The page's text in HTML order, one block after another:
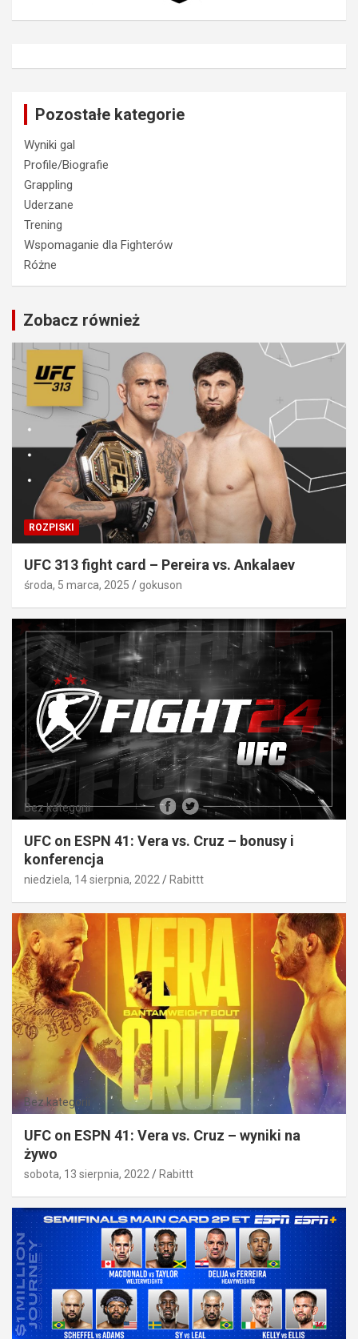
Pozostałe kategorie
Wyniki gal
Profile/Biografie
Grappling
Uderzane
Trening
Wspomaganie dla Fighterów
Różne
Zobacz również
ROZPISKI
UFC 313 fight card – Pereira vs. Ankalaev
środa, 5 marca, 2025 gokuson
Bez kategorii
UFC on ESPN 41: Vera vs. Cruz – bonusy i
konferencja
niedziela, 14 sierpnia, 2022 Rabittt
Bez kategorii
UFC on ESPN 41: Vera vs. Cruz – wyniki na
żywo
sobota, 13 sierpnia, 2022 Rabittt